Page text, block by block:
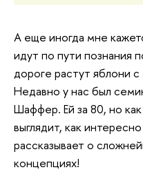
А еще иногда мне
идут по пути познания
дороге растут яблони
Недавно у нас был
Шаффер. Ей за 80, но
выглядит, как
рассказывает о
концепциях!